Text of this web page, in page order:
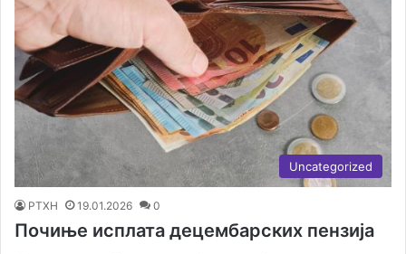
Uncategorized
РТХН 19.01.2026 0
Почиње исплата децембарских пензија